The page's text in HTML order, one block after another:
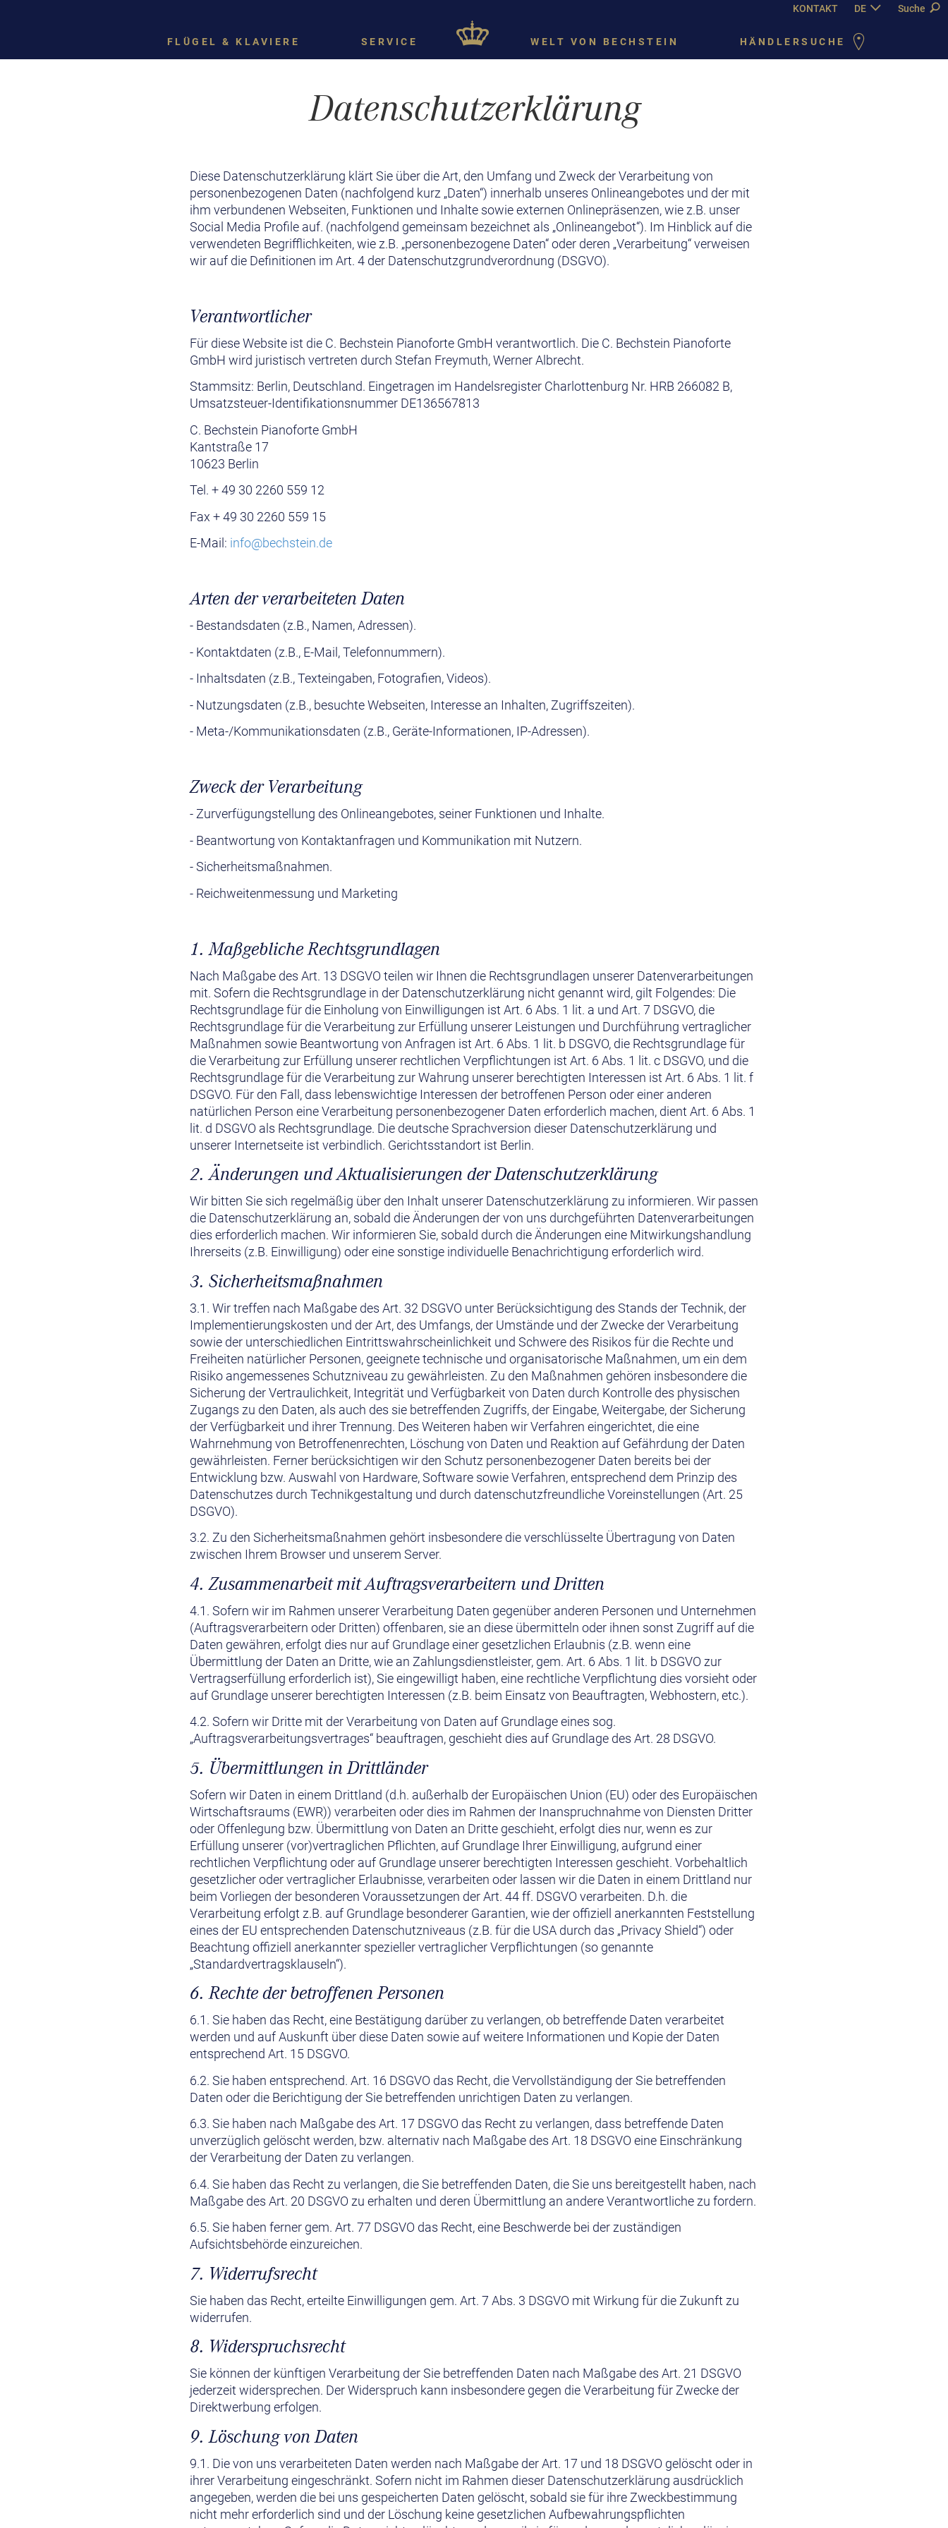
KONTAKT DE EN FR PY
Suche
FLÜGEL & KLAVIERE SERVICE WELT VON BECHSTEIN HÄNDLERSUCHE
Datenschutzerklärung
Diese Datenschutzerklärung klärt Sie über die Art, den Umfang und Zweck der Verarbeitung von
personenbezogenen Daten (nachfolgend kurz „Daten“) innerhalb unseres Onlineangebotes und der mit
ihm verbundenen Webseiten, Funktionen und Inhalte sowie externen Onlinepräsenzen, wie z.B. unser
Social Media Profile auf. (nachfolgend gemeinsam bezeichnet als „Onlineangebot“). Im Hinblick auf die
verwendeten Begrifflichkeiten, wie z.B. „personenbezogene Daten“ oder deren „Verarbeitung“ verweisen
wir auf die Definitionen im Art. 4 der Datenschutzgrundverordnung (DSGVO).
Verantwortlicher
Für diese Website ist die C. Bechstein Pianoforte GmbH verantwortlich. Die C. Bechstein Pianoforte
GmbH wird juristisch vertreten durch Stefan Freymuth, Werner Albrecht.
Stammsitz: Berlin, Deutschland. Eingetragen im Handelsregister Charlottenburg Nr. HRB 266082 B,
Umsatzsteuer-Identifikationsnummer DE136567813
C. Bechstein Pianoforte GmbH
Kantstraße 17
10623 Berlin
Tel. + 49 30 2260 559 12
Fax + 49 30 2260 559 15
E-Mail: info@bechstein.de
Arten der verarbeiteten Daten
- Bestandsdaten (z.B., Namen, Adressen).
- Kontaktdaten (z.B., E-Mail, Telefonnummern).
- Inhaltsdaten (z.B., Texteingaben, Fotografien, Videos).
- Nutzungsdaten (z.B., besuchte Webseiten, Interesse an Inhalten, Zugriffszeiten).
- Meta-/Kommunikationsdaten (z.B., Geräte-Informationen, IP-Adressen).
Zweck der Verarbeitung
- Zurverfügungstellung des Onlineangebotes, seiner Funktionen und Inhalte.
- Beantwortung von Kontaktanfragen und Kommunikation mit Nutzern.
- Sicherheitsmaßnahmen.
- Reichweitenmessung und Marketing
1. Maßgebliche Rechtsgrundlagen
Nach Maßgabe des Art. 13 DSGVO teilen wir Ihnen die Rechtsgrundlagen unserer Datenverarbeitungen
mit. Sofern die Rechtsgrundlage in der Datenschutzerklärung nicht genannt wird, gilt Folgendes: Die
Rechtsgrundlage für die Einholung von Einwilligungen ist Art. 6 Abs. 1 lit. a und Art. 7 DSGVO, die
Rechtsgrundlage für die Verarbeitung zur Erfüllung unserer Leistungen und Durchführung vertraglicher
Maßnahmen sowie Beantwortung von Anfragen ist Art. 6 Abs. 1 lit. b DSGVO, die Rechtsgrundlage für
die Verarbeitung zur Erfüllung unserer rechtlichen Verpflichtungen ist Art. 6 Abs. 1 lit. c DSGVO, und die
Rechtsgrundlage für die Verarbeitung zur Wahrung unserer berechtigten Interessen ist Art. 6 Abs. 1 lit. f
DSGVO. Für den Fall, dass lebenswichtige Interessen der betroffenen Person oder einer anderen
natürlichen Person eine Verarbeitung personenbezogener Daten erforderlich machen, dient Art. 6 Abs. 1
lit. d DSGVO als Rechtsgrundlage. Die deutsche Sprachversion dieser Datenschutzerklärung und
unserer Internetseite ist verbindlich. Gerichtsstandort ist Berlin.
2. Änderungen und Aktualisierungen der Datenschutzerklärung
Wir bitten Sie sich regelmäßig über den Inhalt unserer Datenschutzerklärung zu informieren. Wir passen
die Datenschutzerklärung an, sobald die Änderungen der von uns durchgeführten Datenverarbeitungen
dies erforderlich machen. Wir informieren Sie, sobald durch die Änderungen eine Mitwirkungshandlung
Ihrerseits (z.B. Einwilligung) oder eine sonstige individuelle Benachrichtigung erforderlich wird.
3. Sicherheitsmaßnahmen
3.1. Wir treffen nach Maßgabe des Art. 32 DSGVO unter Berücksichtigung des Stands der Technik, der
Implementierungskosten und der Art, des Umfangs, der Umstände und der Zwecke der Verarbeitung
sowie der unterschiedlichen Eintrittswahrscheinlichkeit und Schwere des Risikos für die Rechte und
Freiheiten natürlicher Personen, geeignete technische und organisatorische Maßnahmen, um ein dem
Risiko angemessenes Schutzniveau zu gewährleisten. Zu den Maßnahmen gehören insbesondere die
Sicherung der Vertraulichkeit, Integrität und Verfügbarkeit von Daten durch Kontrolle des physischen
Zugangs zu den Daten, als auch des sie betreffenden Zugriffs, der Eingabe, Weitergabe, der Sicherung
der Verfügbarkeit und ihrer Trennung. Des Weiteren haben wir Verfahren eingerichtet, die eine
Wahrnehmung von Betroffenenrechten, Löschung von Daten und Reaktion auf Gefährdung der Daten
gewährleisten. Ferner berücksichtigen wir den Schutz personenbezogener Daten bereits bei der
Entwicklung bzw. Auswahl von Hardware, Software sowie Verfahren, entsprechend dem Prinzip des
Datenschutzes durch Technikgestaltung und durch datenschutzfreundliche Voreinstellungen (Art. 25
DSGVO).
3.2. Zu den Sicherheitsmaßnahmen gehört insbesondere die verschlüsselte Übertragung von Daten
zwischen Ihrem Browser und unserem Server.
4. Zusammenarbeit mit Auftragsverarbeitern und Dritten
4.1. Sofern wir im Rahmen unserer Verarbeitung Daten gegenüber anderen Personen und Unternehmen
(Auftragsverarbeitern oder Dritten) offenbaren, sie an diese übermitteln oder ihnen sonst Zugriff auf die
Daten gewähren, erfolgt dies nur auf Grundlage einer gesetzlichen Erlaubnis (z.B. wenn eine
Übermittlung der Daten an Dritte, wie an Zahlungsdienstleister, gem. Art. 6 Abs. 1 lit. b DSGVO zur
Vertragserfüllung erforderlich ist), Sie eingewilligt haben, eine rechtliche Verpflichtung dies vorsieht oder
auf Grundlage unserer berechtigten Interessen (z.B. beim Einsatz von Beauftragten, Webhostern, etc.).
4.2. Sofern wir Dritte mit der Verarbeitung von Daten auf Grundlage eines sog.
„Auftragsverarbeitungsvertrages“ beauftragen, geschieht dies auf Grundlage des Art. 28 DSGVO.
5. Übermittlungen in Drittländer
Sofern wir Daten in einem Drittland (d.h. außerhalb der Europäischen Union (EU) oder des Europäischen
Wirtschaftsraums (EWR)) verarbeiten oder dies im Rahmen der Inanspruchnahme von Diensten Dritter
oder Offenlegung bzw. Übermittlung von Daten an Dritte geschieht, erfolgt dies nur, wenn es zur
Erfüllung unserer (vor)vertraglichen Pflichten, auf Grundlage Ihrer Einwilligung, aufgrund einer
rechtlichen Verpflichtung oder auf Grundlage unserer berechtigten Interessen geschieht. Vorbehaltlich
gesetzlicher oder vertraglicher Erlaubnisse, verarbeiten oder lassen wir die Daten in einem Drittland nur
beim Vorliegen der besonderen Voraussetzungen der Art. 44 ff. DSGVO verarbeiten. D.h. die
Verarbeitung erfolgt z.B. auf Grundlage besonderer Garantien, wie der offiziell anerkannten Feststellung
eines der EU entsprechenden Datenschutzniveaus (z.B. für die USA durch das „Privacy Shield“) oder
Beachtung offiziell anerkannter spezieller vertraglicher Verpflichtungen (so genannte
„Standardvertragsklauseln“).
6. Rechte der betroffenen Personen
6.1. Sie haben das Recht, eine Bestätigung darüber zu verlangen, ob betreffende Daten verarbeitet
werden und auf Auskunft über diese Daten sowie auf weitere Informationen und Kopie der Daten
entsprechend Art. 15 DSGVO.
6.2. Sie haben entsprechend. Art. 16 DSGVO das Recht, die Vervollständigung der Sie betreffenden
Daten oder die Berichtigung der Sie betreffenden unrichtigen Daten zu verlangen.
6.3. Sie haben nach Maßgabe des Art. 17 DSGVO das Recht zu verlangen, dass betreffende Daten
unverzüglich gelöscht werden, bzw. alternativ nach Maßgabe des Art. 18 DSGVO eine Einschränkung
der Verarbeitung der Daten zu verlangen.
6.4. Sie haben das Recht zu verlangen, die Sie betreffenden Daten, die Sie uns bereitgestellt haben, nach
Maßgabe des Art. 20 DSGVO zu erhalten und deren Übermittlung an andere Verantwortliche zu fordern.
6.5. Sie haben ferner gem. Art. 77 DSGVO das Recht, eine Beschwerde bei der zuständigen
Aufsichtsbehörde einzureichen.
7. Widerrufsrecht
Sie haben das Recht, erteilte Einwilligungen gem. Art. 7 Abs. 3 DSGVO mit Wirkung für die Zukunft zu
widerrufen.
8. Widerspruchsrecht
Sie können der künftigen Verarbeitung der Sie betreffenden Daten nach Maßgabe des Art. 21 DSGVO
jederzeit widersprechen. Der Widerspruch kann insbesondere gegen die Verarbeitung für Zwecke der
Direktwerbung erfolgen.
9. Löschung von Daten
9.1. Die von uns verarbeiteten Daten werden nach Maßgabe der Art. 17 und 18 DSGVO gelöscht oder in
ihrer Verarbeitung eingeschränkt. Sofern nicht im Rahmen dieser Datenschutzerklärung ausdrücklich
angegeben, werden die bei uns gespeicherten Daten gelöscht, sobald sie für ihre Zweckbestimmung
nicht mehr erforderlich sind und der Löschung keine gesetzlichen Aufbewahrungspflichten